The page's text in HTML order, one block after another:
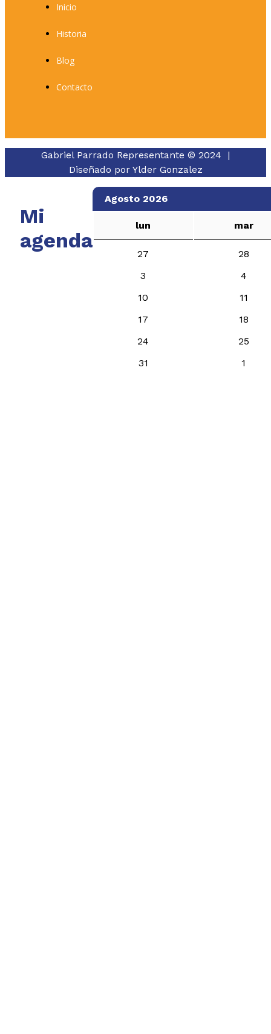
Inicio
Historia
Blog
Contacto
Gabriel Parrado Representante © 2024 |
Diseñado por Ylder Gonzalez
Mi
agenda
Agosto 2026
lun mar
27
28
3
4
10
11
17
18
24
25
31
1